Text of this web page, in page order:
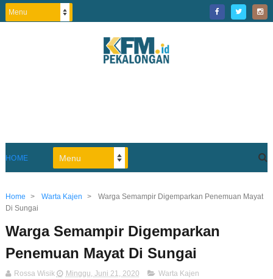
HOME
Home > Warta Kajen >
Warga Semampir Digemparkan Penemuan Mayat
Di Sungai
Warga Semampir Digemparkan
Penemuan Mayat Di Sungai
Rossa Wisik Minggu, Juni 21, 2020 Warta Kajen